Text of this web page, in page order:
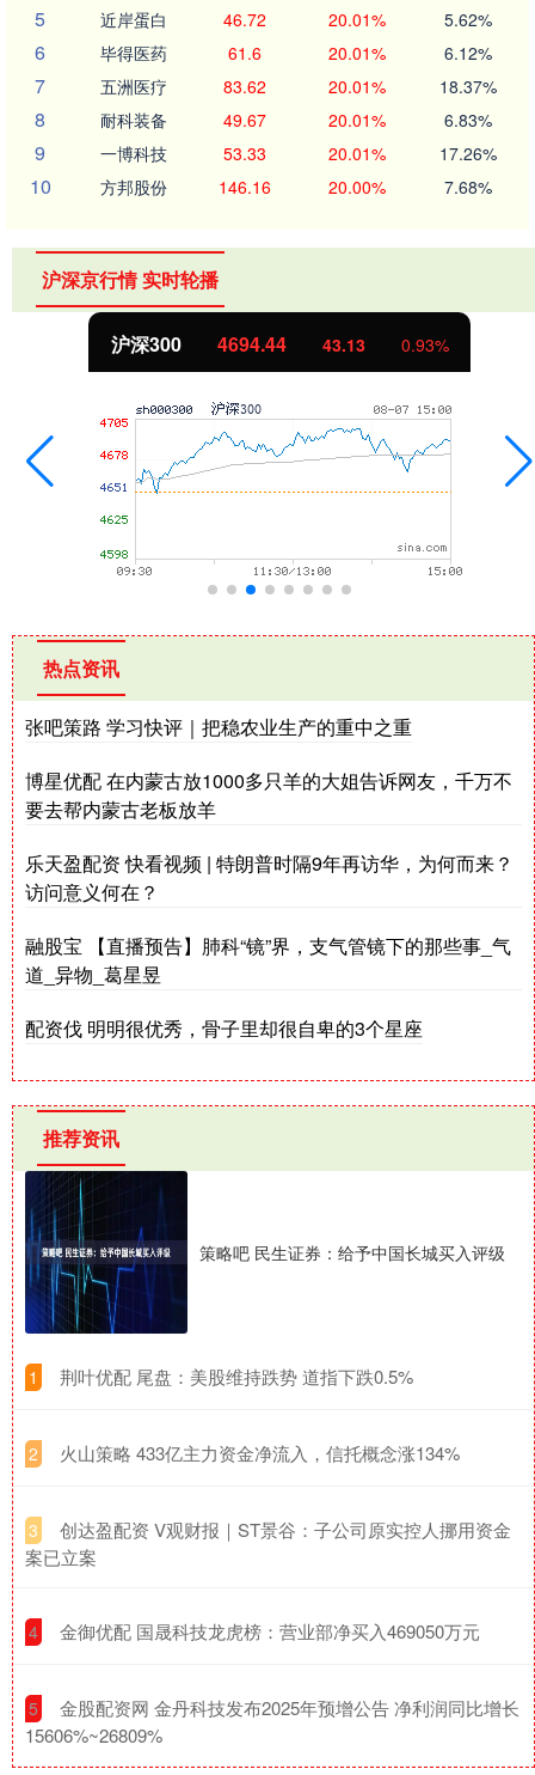
5 近岸蛋白 46.72 20.01% 5.62%
6 毕得医药 61.6 20.01% 6.12%
7 五洲医疗 83.62 20.01% 18.37%
8 耐科装备 49.67 20.01% 6.83%
9 一博科技 53.33 20.01% 17.26%
10 方邦股份 146.16 20.00% 7.68%
沪深京行情 实时轮播
沪深300 4694.44 43.13 0.93%
热点资讯
张吧策路 学习快评｜把稳农业生产的重中之重
博星优配 在内蒙古放1000多只羊的大姐告诉网友，千万不
要去帮内蒙古老板放羊
乐天盈配资 快看视频 | 特朗普时隔9年再访华，为何而来？
访问意义何在？
融股宝 【直播预告】肺科“镜”界，支气管镜下的那些事_气
道_异物_葛星昱
配资伐 明明很优秀，骨子里却很自卑的3个星座
推荐资讯
策略吧 民生证券：给予中国长城买入评级
1 ​荆叶优配 尾盘：美股维持跌势 道指下跌0.5%
2 ​火山策略 433亿主力资金净流入，信托概念涨134%
3
​创达盈配资 V观财报｜ST景谷：子公司原实控人挪用资金
案已立案
4 ​金御优配 国晟科技龙虎榜：营业部净买入469050万元
5
​金股配资网 金丹科技发布2025年预增公告 净利润同比增长
15606%~26809%